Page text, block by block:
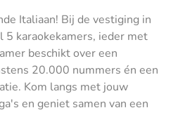
Italiaan! Bij de vestiging in
karaokekamers, ieder met
beschikt over een
20.000 nummers én een
Kom langs met jouw
en geniet samen van een